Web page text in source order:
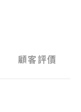
顧客評價